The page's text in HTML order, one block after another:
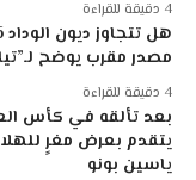
هل
مصدر مقرب يوضح
يتقدم بعرض مغرٍ للهلال
ياسين بونو